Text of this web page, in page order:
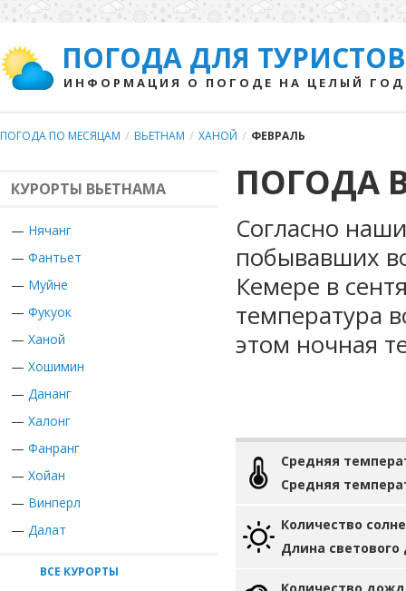
ПОГОДА ДЛЯ ТУРИСТОВ
ИНФОРМАЦИЯ О ПОГОДЕ НА ЦЕЛЫЙ ГОД
ПОГОДА ПО МЕСЯЦАМ / ВЬЕТНАМ / ХАНОЙ / ФЕВРАЛЬ
КУРОРТЫ ВЬЕТНАМА
— Нячанг
— Фантьет
— Муйне
— Фукуок
— Ханой
— Хошимин
— Дананг
— Халонг
— Фанранг
— Хойан
— Винперл
— Далат
ВСЕ КУРОРТЫ
ПОГОДА
Согласно
побывавших
Кемере в
температура
этом ночная
Средняя
Средняя
Количество
Длина светового